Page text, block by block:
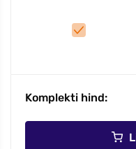
Komplekti hind: